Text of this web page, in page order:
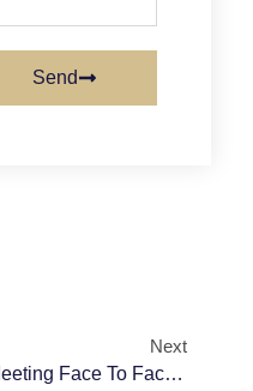
Send
Next
Meeting Face To Face Is The First Step To Success.